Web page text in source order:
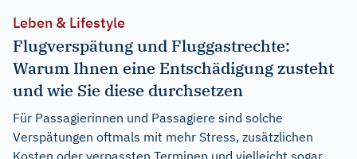
Leben & Lifestyle
Flugverspätung und Fluggastrechte:
Warum Ihnen eine Entschädigung zusteht
und wie Sie diese durchsetzen
Für Passagierinnen und Passagiere sind solche
Verspätungen oftmals mit mehr Stress, zusätzlichen
Kosten oder verpassten Terminen und vielleicht sogar